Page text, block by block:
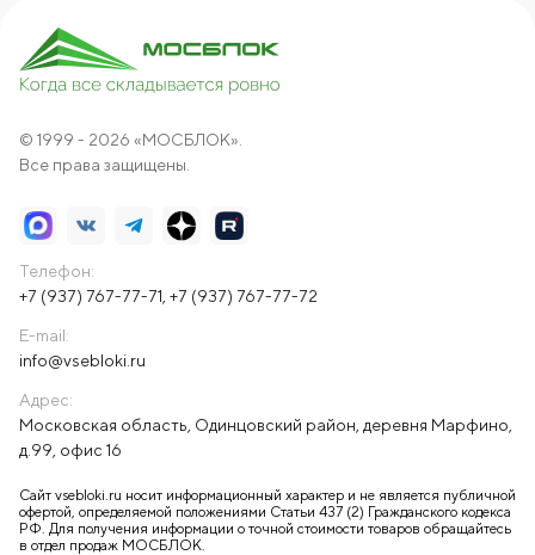
© 1999 - 2026 «МОСБЛОК».
Все права защищены.
Телефон:
+7 (937) 767-77-71, +7 (937) 767-77-72
E-mail:
info@vsebloki.ru
Адрес:
Московская область, Одинцовский район, деревня Марфино,
д.99, офис 16
Сайт vsebloki.ru носит информационный характер и не является публичной
офертой, определяемой положениями Статьи 437 (2) Гражданского кодекса
РФ. Для получения информации о точной стоимости товаров обращайтесь
в отдел продаж МОСБЛОК.